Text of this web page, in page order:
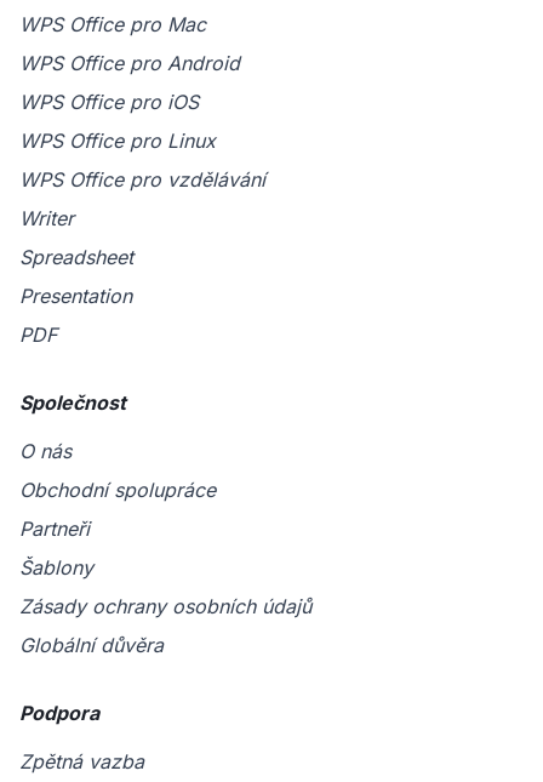
WPS Office pro Mac
WPS Office pro Android
WPS Office pro iOS
WPS Office pro Linux
WPS Office pro vzdělávání
Writer
Spreadsheet
Presentation
PDF
Společnost
O nás
Obchodní spolupráce
Partneři
Šablony
Zásady ochrany osobních údajů
Globální důvěra
Podpora
Zpětná vazba